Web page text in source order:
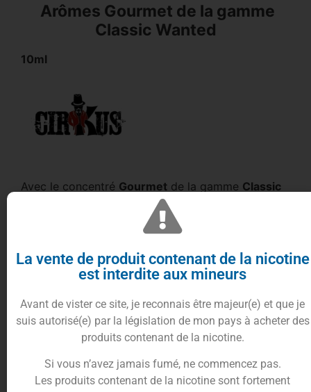
Arômes Gourmet de la gamme
Classic Wanted
10ml
Avec le concentré Gourmet de la gamme Classic
, devenez un pro du Do It yourself !
vous propose ce
pour les fins gourmets de la
vape.
Un goût declassic blondindémodable, de la
vanille bourbon
et un
sucré, vous serez
conquis pour ces saveurs réconfortantes.
Sublimez vos préparations avec la gamme
et concevez un e-liquide de qualité au
parfum et arômes qui vous redonnerons le sourire.
La vente de produit contenant de la nicotine
est interdite aux mineurs
Avant de vister ce site, je reconnais être majeur(e) et que je
suis autorisé(e) par la législation de mon pays à acheter des
produits contenant de la nicotine.
Si vous n’avez jamais fumé, ne commencez pas.
Les produits contenant de la nicotine sont fortement